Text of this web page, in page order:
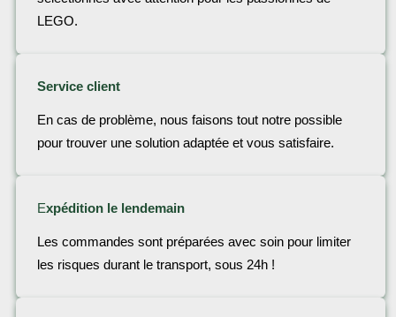
LEGO.
Service client
En cas de problème, nous faisons tout notre possible
pour trouver une solution adaptée et vous satisfaire.
Expédition le lendemain
Les commandes sont préparées avec soin pour limiter
les risques durant le transport, sous 24h !